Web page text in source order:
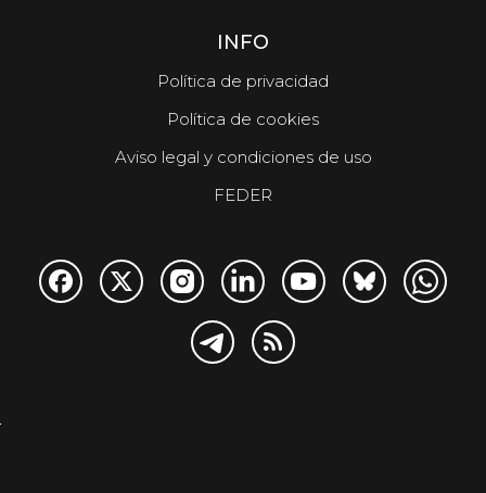
INFO
Política de privacidad
Política de cookies
Aviso legal y condiciones de uso
FEDER